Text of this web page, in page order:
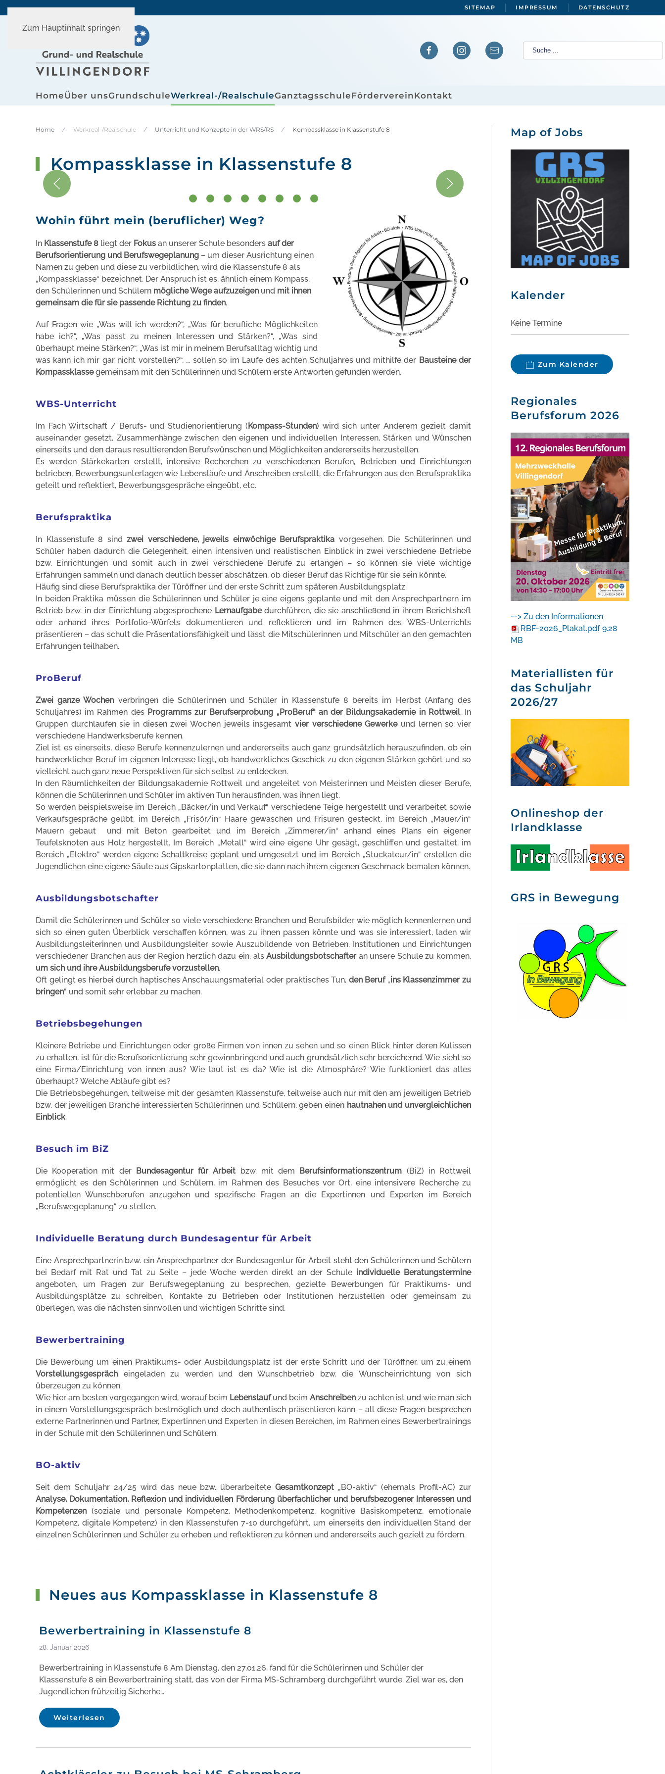
Zum Hauptinhalt springen
SITEMAP IMPRESSUM DATENSCHUTZ
HomeÜber unsGrundschuleWerkreal-/RealschuleGanztagsschuleFördervereinKontakt
Home Werkreal-/Realschule Unterricht und Konzepte in der WRS/RS Kompassklasse in Klassenstufe 8
Kompassklasse in Klassenstufe 8
ProBeruf in der Bildungsakademie Rottweil - Stuckateur
ProBeruf in der Bildungsakademie Rottweil - Bäcker/Verkauf
ProBeruf in der Bildungsakademie Rottweil - Zimmerer
ProBeruf in der Bildungsakademie Rottweil - Friseur
ProBeruf in der Bildungsakademie Rottweil - Metall
Ausbildungsbotschafter zu Besuch
Betriebsbesichtigungen
Betriebsbesichtigungen
Wohin führt mein (beruflicher) Weg?
In Klassenstufe 8 liegt der Fokus an unserer Schule besonders auf der
Berufsorientierung und Berufswegeplanung – um dieser Ausrichtung einen
Namen zu geben und diese zu verbildlichen, wird die Klassenstufe 8 als
„Kompassklasse“ bezeichnet. Der Anspruch ist es, ähnlich einem Kompass,
den Schülerinnen und Schülern mögliche Wege aufzuzeigen und mit ihnen
gemeinsam die für sie passende Richtung zu finden.
Auf Fragen wie „Was will ich werden?“, „Was für berufliche Möglichkeiten
habe ich?“, „Was passt zu meinen Interessen und Stärken?“, „Was sind
überhaupt meine Stärken?“, „Was ist mir in meinem Berufsalltag wichtig und
was kann ich mir gar nicht vorstellen?“, … sollen so im Laufe des achten Schuljahres und mithilfe der Bausteine der
Kompassklassegemeinsam mit den Schülerinnen und Schülern erste Antworten gefunden werden.
WBS-Unterricht
Im Fach Wirtschaft / Berufs- und Studienorientierung ( Kompass-Stunden) wird sich unter Anderem gezielt damit
auseinander gesetzt, Zusammenhänge zwischen den eigenen und individuellen Interessen, Stärken und Wünschen
einerseits und den daraus resultierenden Berufswünschen und Möglichkeiten andererseits herzustellen.
Es werden Stärkekarten erstellt, intensive Recherchen zu verschiedenen Berufen, Betrieben und Einrichtungen
betrieben, Bewerbungsunterlagen wie Lebensläufe und Anschreiben erstellt, die Erfahrungen aus den Berufspraktika
geteilt und reflektiert, Bewerbungsgespräche eingeübt, etc.
Berufspraktika
In Klassenstufe 8 sind zwei verschiedene, jeweils einwöchige Berufspraktika vorgesehen. Die Schülerinnen und
Schüler haben dadurch die Gelegenheit, einen intensiven und realistischen Einblick in zwei verschiedene Betriebe
bzw. Einrichtungen und somit auch in zwei verschiedene Berufe zu erlangen – so können sie viele wichtige
Erfahrungen sammeln und danach deutlich besser abschätzen, ob dieser Beruf das Richtige für sie sein könnte.
Häufig sind diese Berufspraktika der Türöffner und der erste Schritt zum späteren Ausbildungsplatz.
In beiden Praktika müssen die Schülerinnen und Schüler je eine eigens geplante und mit den Ansprechpartnern im
Betrieb bzw. in der Einrichtung abgesprochene Lernaufgabedurchführen, die sie anschließend in ihrem Berichtsheft
oder anhand ihres Portfolio-Würfels dokumentieren und reflektieren und im Rahmen des WBS-Unterrichts
präsentieren – das schult die Präsentationsfähigkeit und lässt die Mitschülerinnen und Mitschüler an den gemachten
Erfahrungen teilhaben.
ProBeruf
Zwei ganze Wochen verbringen die Schülerinnen und Schüler in Klassenstufe 8 bereits im Herbst (Anfang des
Schuljahres) im Rahmen des Programms zur Berufserprobung „ProBeruf“ an der Bildungsakademie in Rottweil. In
Gruppen durchlaufen sie in diesen zwei Wochen jeweils insgesamt vier verschiedene Gewerkeund lernen so vier
verschiedene Handwerksberufe kennen.
Ziel ist es einerseits, diese Berufe kennenzulernen und andererseits auch ganz grundsätzlich herauszufinden, ob ein
handwerklicher Beruf im eigenen Interesse liegt, ob handwerkliches Geschick zu den eigenen Stärken gehört und so
vielleicht auch ganz neue Perspektiven für sich selbst zu entdecken.
In den Räumlichkeiten der Bildungsakademie Rottweil und angeleitet von Meisterinnen und Meisten dieser Berufe,
können die Schülerinnen und Schüler im aktiven Tun herausfinden, was ihnen liegt.
So werden beispielsweise im Bereich „Bäcker/in und Verkauf“ verschiedene Teige hergestellt und verarbeitet sowie
Verkaufsgespräche geübt, im Bereich „Frisör/in“ Haare gewaschen und Frisuren gesteckt, im Bereich „Mauer/in“
Mauern gebaut und mit Beton gearbeitet und im Bereich „Zimmerer/in“ anhand eines Plans ein eigener
Teufelsknoten aus Holz hergestellt. Im Bereich „Metall“ wird eine eigene Uhr gesägt, geschliffen und gestaltet, im
Bereich „Elektro“ werden eigene Schaltkreise geplant und umgesetzt und im Bereich „Stuckateur/in“ erstellen die
Jugendlichen eine eigene Säule aus Gipskartonplatten, die sie dann nach ihrem eigenen Geschmack bemalen können.
Ausbildungsbotschafter
Damit die Schülerinnen und Schüler so viele verschiedene Branchen und Berufsbilder wie möglich kennenlernen und
sich so einen guten Überblick verschaffen können, was zu ihnen passen könnte und was sie interessiert, laden wir
Ausbildungsleiterinnen und Ausbildungsleiter sowie Auszubildende von Betrieben, Institutionen und Einrichtungen
verschiedener Branchen aus der Region herzlich dazu ein, alsAusbildungsbotschafteran unsere Schule zu kommen,
um sich und ihre Ausbildungsberufe vorzustellen.
Oft gelingt es hierbei durch haptisches Anschauungsmaterial oder praktisches Tun, den Beruf„ins Klassenzimmer zu
bringen“ und somit sehr erlebbar zu machen.
Betriebsbegehungen
Kleinere Betriebe und Einrichtungen oder große Firmen von innen zu sehen und so einen Blick hinter deren Kulissen
zu erhalten, ist für die Berufsorientierung sehr gewinnbringend und auch grundsätzlich sehr bereichernd. Wie sieht so
eine Firma/Einrichtung von innen aus? Wie laut ist es da? Wie ist die Atmosphäre? Wie funktioniert das alles
überhaupt? Welche Abläufe gibt es?
Die Betriebsbegehungen, teilweise mit der gesamten Klassenstufe, teilweise auch nur mit den am jeweiligen Betrieb
bzw. der jeweiligen Branche interessierten Schülerinnen und Schülern, geben einen hautnahen und unvergleichlichen
Einblick.
Besuch im BiZ
Die Kooperation mit der Bundesagentur für Arbeit bzw. mit dem Berufsinformationszentrum (BiZ) in Rottweil
ermöglicht es den Schülerinnen und Schülern, im Rahmen des Besuches vor Ort, eine intensivere Recherche zu
potentiellen Wunschberufen anzugehen und spezifische Fragen an die Expertinnen und Experten im Bereich
„Berufswegeplanung“ zu stellen.
Individuelle Beratung durch Bundesagentur für Arbeit
Eine Ansprechpartnerin bzw. ein Ansprechpartner der Bundesagentur für Arbeit steht den Schülerinnen und Schülern
bei Bedarf mit Rat und Tat zu Seite – jede Woche werden direkt an der Schule individuelle Beratungstermine
angeboten, um Fragen zur Berufswegeplanung zu besprechen, gezielte Bewerbungen für Praktikums- und
Ausbildungsplätze zu schreiben, Kontakte zu Betrieben oder Institutionen herzustellen oder gemeinsam zu
überlegen, was die nächsten sinnvollen und wichtigen Schritte sind.
Bewerbertraining
Die Bewerbung um einen Praktikums- oder Ausbildungsplatz ist der erste Schritt und der Türöffner, um zu einem
Vorstellungsgespräch eingeladen zu werden und den Wunschbetrieb bzw. die Wunscheinrichtung von sich
überzeugen zu können.
Wie hier am besten vorgegangen wird, worauf beim Lebenslaufund beim Anschreiben zu achten ist und wie man sich
in einem Vorstellungsgespräch bestmöglich und doch authentisch präsentieren kann – all diese Fragen besprechen
externe Partnerinnen und Partner, Expertinnen und Experten in diesen Bereichen, im Rahmen eines Bewerbertrainings
in der Schule mit den Schülerinnen und Schülern.
BO-aktiv
Seit dem Schuljahr 24/25 wird das neue bzw. überarbeiteteGesamtkonzept „BO-aktiv“ (ehemals Profil-AC) zur
Analyse, Dokumentation, Reflexion und individuellen Förderung überfachlicher und berufsbezogener Interessen und
Kompetenzen (soziale und personale Kompetenz, Methodenkompetenz, kognitive Basiskompetenz, emotionale
Kompetenz, digitale Kompetenz) in den Klassenstufen 7-10 durchgeführt, um einerseits den individuellen Stand der
einzelnen Schülerinnen und Schüler zu erheben und reflektieren zu können und andererseits auch gezielt zu fördern.
Neues aus Kompassklasse in Klassenstufe 8
Bewerbertraining in Klassenstufe 8
28. Januar 2026
Bewerbertraining in Klassenstufe 8 Am Dienstag, den 27.01.26, fand für die Schülerinnen und Schüler der
Klassenstufe 8 ein Bewerbertraining statt, das von der Firma MS-Schramberg durchgeführt wurde. Ziel war es, den
Jugendlichen frühzeitig Sicherhe…
Weiterlesen
Map of Jobs
Kalender
Keine Termine
Zum Kalender
Regionales
Berufsforum 2026
--> Zu den Informationen
RBF-2026_Plakat.pdf 9.28
MB
Materiallisten für
das Schuljahr
2026/27
Onlineshop der
Irlandklasse
GRS in Bewegung